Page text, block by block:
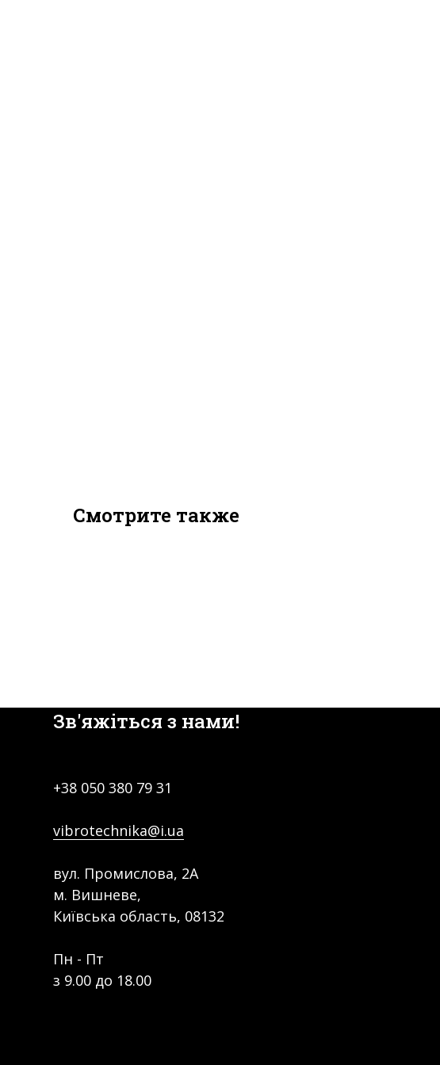
Смотрите также
Зв'яжіться з нами!
+38 050 380 79 31
vibrotechnika@i.ua
вул. Промислова, 2А
м. Вишневе,
Київська область, 08132
Пн - Пт
з 9.00 до 18.00